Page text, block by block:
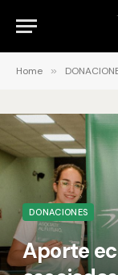
Home »
DONACIONES
Aporte